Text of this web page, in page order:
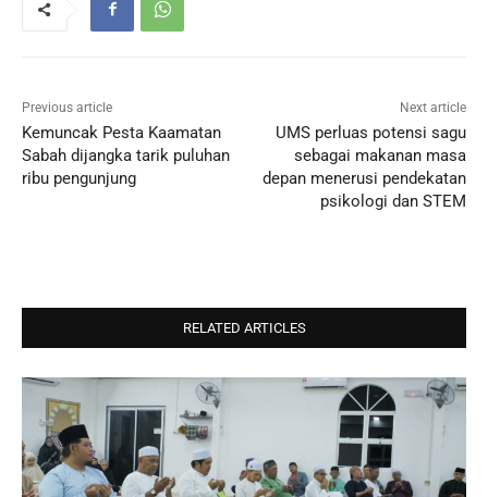
Previous article
Kemuncak Pesta Kaamatan
Sabah dijangka tarik puluhan
ribu pengunjung
Next article
UMS perluas potensi sagu
sebagai makanan masa
depan menerusi pendekatan
psikologi dan STEM
RELATED ARTICLES